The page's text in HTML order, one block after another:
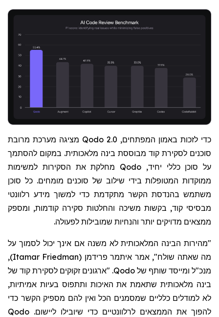
כדי לזכות באמון המפתחים, Qodo 2.0 מציגה מערכת מרובת
סוכנים לסקירת קוד מבוססת בינה מלאכותית. במקום להסתמך
על סוכן כללי יחיד, Qodo מחלקת את הסקירות למשימות
ממוקדות המטופלות בידי שילוב של סוכנים מומחים. כל סוכן
משתמש בהנדסת הקשר מתקדמת כדי למשוך מידע רלוונטי
מבסיסי קוד, בקשות משיכה והחלטות סקירה קודמות, ומספק
ממצאים מדויקים יותר והנחיות שמובילות לפעולה.
"מהירות הבינה המלאכותית לא משנה אם אינך יכול לסמוך על
מה שאתה שולח", אמר איתמר פרידמן (
Itamar Friedman
)
,
מנכ"ל ומייסד שותף של Qodo. "ארגונים זקוקים לסקירת קוד של
בינה מלאכותית שתאמת את האיכות ותתפוס בעיות אמיתיות,
לא למודלים כלליים שמסמנים הכלואין להם מספיק הקשר כדי
להפוך את הממצאים לרלוונטיים כדי שיובילו ליישום. Qodo